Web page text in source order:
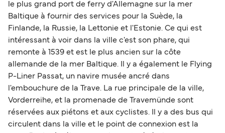
le plus grand port de ferry d'Allemagne sur la mer
Baltique à fournir des services pour la Suède, la
Finlande, la Russie, la Lettonie et l'Estonie. Ce qui est
intéressant à voir dans la ville c'est son phare, qui
remonte à 1539 et est le plus ancien sur la côte
allemande de la mer Baltique. Il y a également le Flying
P-Liner Passat, un navire musée ancré dans
l'embouchure de la Trave. La rue principale de la ville,
Vorderreihe, et la promenade de Travemünde sont
réservées aux piétons et aux cyclistes. Il y a des bus qui
circulent dans la ville et le point de connexion est la